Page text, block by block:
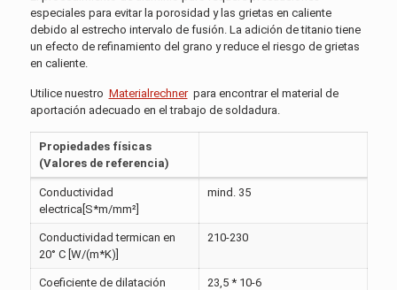
especiales para evitar la porosidad y las grietas en caliente
debido al estrecho intervalo de fusión. La adición de titanio tiene
un efecto de refinamiento del grano y reduce el riesgo de grietas
en caliente.
Utilice nuestro Materialrechnerpara encontrar el material de
aportación adecuado en el trabajo de soldadura.
Propiedades físicas
(Valores de referencia)
Conductividad
electrica[S*m/mm²]
mind. 35
Conductividad termican en
20° C [W/(m*K)]
210-230
Coeficiente de dilatación
23,5 * 10-6